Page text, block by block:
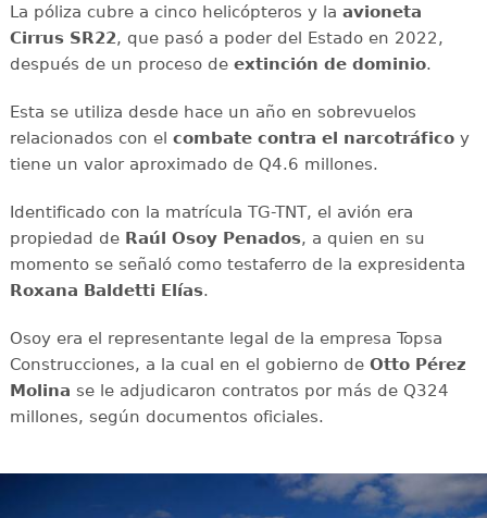
La póliza cubre a cinco helicópteros y la avioneta
Cirrus SR22, que pasó a poder del Estado en 2022,
después de un proceso de extinción de dominio.
Esta se utiliza desde hace un año en sobrevuelos
relacionados con el combate contra el narcotráficoy
tiene un valor aproximado de Q4.6 millones.
Identificado con la matrícula TG-TNT, el avión era
propiedad de Raúl Osoy Penados, a quien en su
momento se señaló como testaferro de la expresidenta
Roxana Baldetti Elías.
Osoy era el representante legal de la empresa Topsa
Construcciones, a la cual en el gobierno de Otto Pérez
Molina se le adjudicaron contratos por más de Q324
millones, según documentos oficiales.